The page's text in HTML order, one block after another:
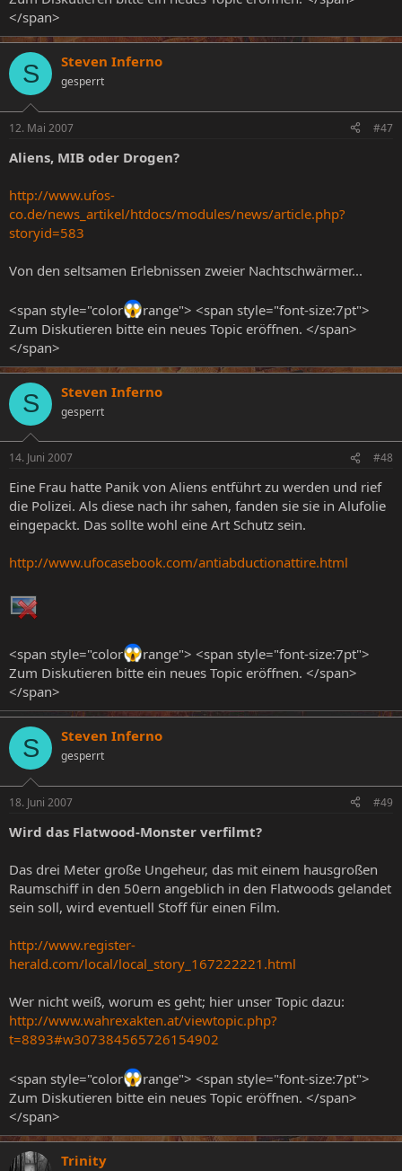
</span>
S Steven Inferno
gesperrt
12. Mai 2007 #47
Aliens, MIB oder Drogen?
http://www.ufos-
co.de/news_artikel/htdocs/modules/news/article.php?
storyid=583
Von den seltsamen Erlebnissen zweier Nachtschwärmer...
<span style="color
range"> <span style="font-size:7pt">
Zum Diskutieren bitte ein neues Topic eröffnen. </span>
</span>
S Steven Inferno
gesperrt
14. Juni 2007 #48
Eine Frau hatte Panik von Aliens entführt zu werden und rief
die Polizei. Als diese nach ihr sahen, fanden sie sie in Alufolie
eingepackt. Das sollte wohl eine Art Schutz sein.
http://www.ufocasebook.com/antiabductionattire.html
<span style="color
range"> <span style="font-size:7pt">
Zum Diskutieren bitte ein neues Topic eröffnen. </span>
</span>
S Steven Inferno
gesperrt
18. Juni 2007 #49
Wird das Flatwood-Monster verfilmt?
Das drei Meter große Ungeheur, das mit einem hausgroßen
Raumschiff in den 50ern angeblich in den Flatwoods gelandet
sein soll, wird eventuell Stoff für einen Film.
http://www.register-
herald.com/local/local_story_167222221.html
Wer nicht weiß, worum es geht; hier unser Topic dazu:
http://www.wahrexakten.at/viewtopic.php?
t=8893#w307384565726154902
<span style="color
range"> <span style="font-size:7pt">
Zum Diskutieren bitte ein neues Topic eröffnen. </span>
</span>
Trinity